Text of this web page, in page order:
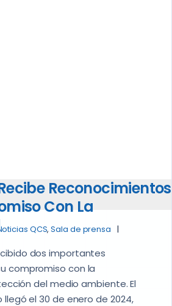
Reconocimientos
Con La
QCS,Sala de prensa
dos importantes
compromiso con la
del medio ambiente. El
el 30 de enero de 2024,